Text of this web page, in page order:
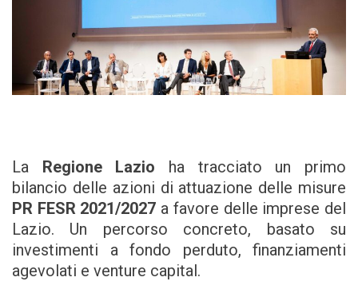
La Regione Lazio ha tracciato un primo
bilancio delle azioni di attuazione delle misure
PR FESR 2021/2027 a favore delle imprese del
Lazio. Un percorso concreto, basato su
investimenti a fondo perduto, finanziamenti
agevolati e venture capital.